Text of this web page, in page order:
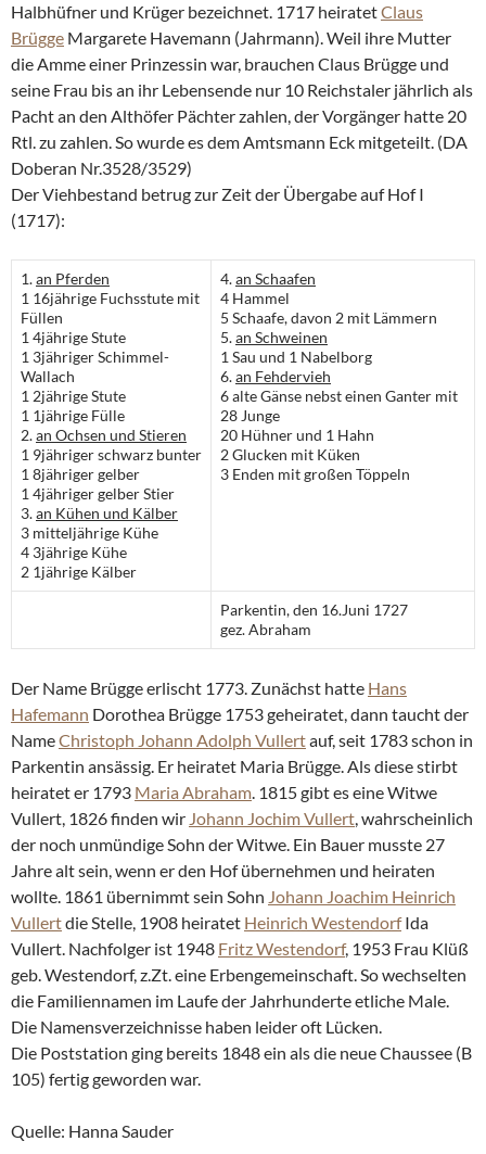
Halbhüfner und Krüger bezeichnet. 1717 heiratetClaus
Brügge Margarete Havemann (Jahrmann). Weil ihre Mutter
die Amme einer Prinzessin war, brauchen Claus Brügge und
seine Frau bis an ihr Lebensende nur 10 Reichstaler jährlich als
Pacht an den Althöfer Pächter zahlen, der Vorgänger hatte 20
Rtl. zu zahlen. So wurde es dem Amtsmann Eck mitgeteilt. (DA
Doberan Nr.3528/3529)
Der Viehbestand betrug zur Zeit der Übergabe auf Hof I
(1717):
1.an Pferden
1 16jährige Fuchsstute mit
Füllen
1 4jährige Stute
1 3jähriger Schimmel-
Wallach
1 2jährige Stute
1 1jährige Fülle
2.an Ochsen und Stieren
1 9jähriger schwarz bunter
1 8jähriger gelber
1 4jähriger gelber Stier
3.an Kühen und Kälber
3 mitteljährige Kühe
4 3jährige Kühe
2 1jährige Kälber
4.an Schaafen
4 Hammel
5 Schaafe, davon 2 mit Lämmern
5.an Schweinen
1 Sau und 1 Nabelborg
6.an Fehdervieh
6 alte Gänse nebst einen Ganter mit
28 Junge
20 Hühner und 1 Hahn
2 Glucken mit Küken
3 Enden mit großen Töppeln
Parkentin, den 16.Juni 1727
gez. Abraham
Der Name Brügge erlischt 1773. Zunächst hatte Hans
Hafemann Dorothea Brügge 1753 geheiratet, dann taucht der
NameChristoph Johann Adolph Vullertauf, seit 1783 schon in
Parkentin ansässig. Er heiratet Maria Brügge. Als diese stirbt
heiratet er 1793 Maria Abraham. 1815 gibt es eine Witwe
Vullert, 1826 finden wir Johann Jochim Vullert, wahrscheinlich
der noch unmündige Sohn der Witwe. Ein Bauer musste 27
Jahre alt sein, wenn er den Hof übernehmen und heiraten
wollte. 1861 übernimmt sein Sohn Johann Joachim Heinrich
Vullertdie Stelle, 1908 heiratet Heinrich WestendorfIda
Vullert. Nachfolger ist 1948 Fritz Westendorf, 1953 Frau Klüß
geb. Westendorf, z.Zt. eine Erbengemeinschaft. So wechselten
die Familiennamen im Laufe der Jahrhunderte etliche Male.
Die Namensverzeichnisse haben leider oft Lücken.
Die Poststation ging bereits 1848 ein als die neue Chaussee (B
105) fertig geworden war.
Quelle: Hanna Sauder